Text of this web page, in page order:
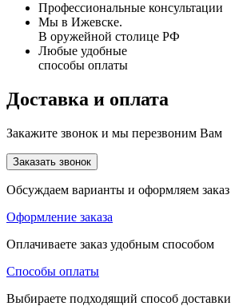
Профессиональные консультации
Мы в Ижевске.
В оружейной столице РФ
Любые удобные
способы оплаты
Доставка и оплата
Закажите звонок и мы перезвоним Вам
Заказать звонок
Обсуждаем варианты и оформляем заказ
Оформление заказа
Оплачиваете заказ удобным способом
Способы оплаты
Выбираете подходящий способ доставки